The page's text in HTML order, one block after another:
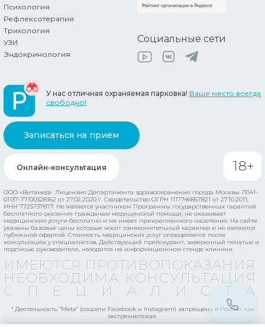
Психология
Рефлексотерапия
Трихология
УЗИ
Эндокринология
Социальные сети
Записаться на прием
Онлайн-консультация
У нас отличная охраняемая парковка! Ваше место всегда
свободно!
18+
ООО «Витамед». Лицензия Департамента здравоохранения города Москвы Л041-
01137-77/00328162 от 27.02.2020 г. Свидетельство ОГРН 1117746857821 от 27.10.2011,
ИНН 7725737877. Не является участником Программы государственных гарантий
бесплатного оказания гражданам медицинской помощи, не оказывает
медицинские услуги бесплатно и не имеет прикрепленного населения. На сайте
указаны базовые цены которые носят ознакомительный характер и не являются
публичной офертой. Стоимость медицинских услуг определяется после
консультации у специалистов. Действующий прейскурант, заверенный печатью и
подписью руководителя, находится на информационном стенде клиники.
ИМЕЮТСЯ ПРОТИВОПОКАЗАНИЯ
НЕОБХОДИМА КОНСУЛЬТАЦИЯ
* Деятельность "Meta" (соцсети Facebook и Instagram) запрещена в России как
экстремистская.